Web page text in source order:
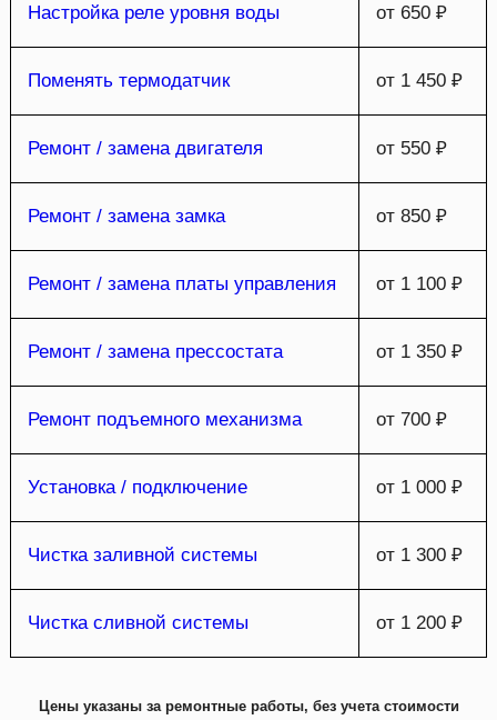
Настройка реле уровня воды от 650 ₽
Поменять термодатчик от 1 450 ₽
Ремонт / замена двигателя от 550 ₽
Ремонт / замена замка от 850 ₽
Ремонт / замена платы управления от 1 100 ₽
Ремонт / замена прессостата от 1 350 ₽
Ремонт подъемного механизма от 700 ₽
Установка / подключение от 1 000 ₽
Чистка заливной системы от 1 300 ₽
Чистка сливной системы от 1 200 ₽
Цены указаны за ремонтные работы, без учета стоимости